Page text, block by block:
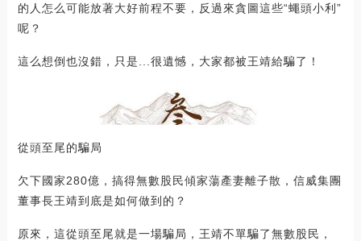
的人怎么可能放著大好前程不要，反過來貪圖這些“蠅頭小利”
呢？
這么想倒也沒錯，只是...很遺憾，大家都被王靖給騙了！
從頭至尾的騙局
欠下國家280億，搞得無數股民傾家蕩產妻離子散，信威集團
董事長王靖到底是如何做到的？
原來，這從頭至尾就是一場騙局，王靖不單騙了無數股民，